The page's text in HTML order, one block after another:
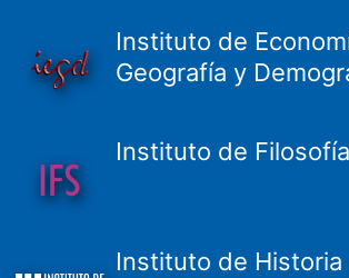
Instituto de
Geografía y
Instituto de Filosofía
Instituto de Historia